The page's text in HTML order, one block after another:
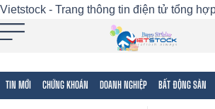
Vietstock - Trang thông tin điện tử tổng
TIN MỚI CHỨNG KHOÁN DOANH NGHIỆP BẤT ĐỘNG SẢN
Tất cả Tính năng Ngành Mã